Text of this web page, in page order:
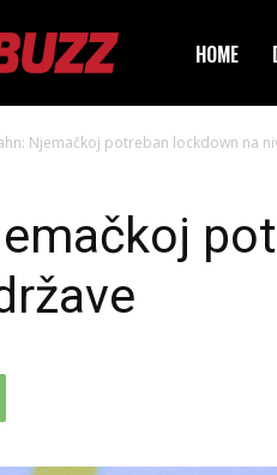
HOME
Njemačkoj potreban lockdown na